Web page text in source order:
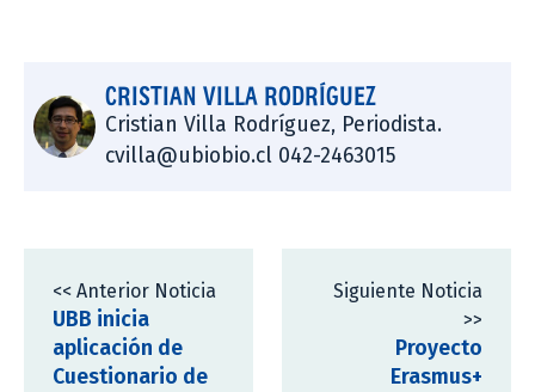
CRISTIAN VILLA RODRÍGUEZ
Cristian Villa Rodríguez, Periodista.
cvilla@ubiobio.cl 042-2463015
<< Anterior Noticia
UBB inicia
aplicación de
Cuestionario de
Siguiente Noticia
>>
Proyecto
Erasmus+